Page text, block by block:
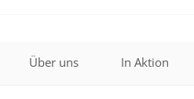
Über uns In Aktion